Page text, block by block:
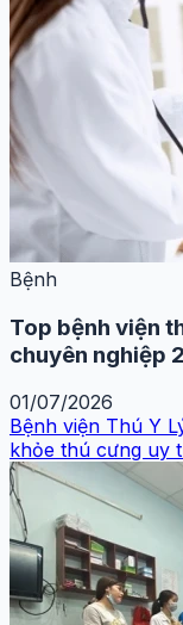
Bệnh
Top bệnh viện
chuyên nghiệp
01/07/2026
Bệnh viện Thú Y
khỏe thú cưng uy